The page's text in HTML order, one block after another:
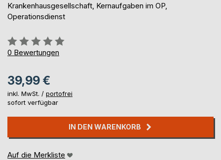
Krankenhausgesellschaft, Kernaufgaben im OP,
Operationsdienst
Bewertung::
0%
0 Bewertungen
39,99 €
inkl. MwSt. / portofrei
sofort verfügbar
IN DEN WARENKORB
Auf die Merkliste